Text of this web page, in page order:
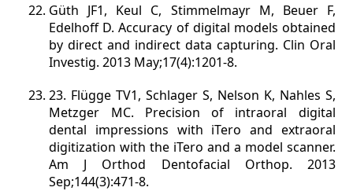
Güth JF1, Keul C, Stimmelmayr M, Beuer F,
Edelhoff D. Accuracy of digital models obtained
by direct and indirect data capturing. Clin Oral
Investig. 2013 May;17(4):1201-8.
23. Flügge TV1, Schlager S, Nelson K, Nahles S,
Metzger MC. Precision of intraoral digital
dental impressions with iTero and extraoral
digitization with the iTero and a model scanner.
Am J Orthod Dentofacial Orthop. 2013
Sep;144(3):471-8.